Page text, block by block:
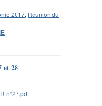
2017, Réunion du
et 28